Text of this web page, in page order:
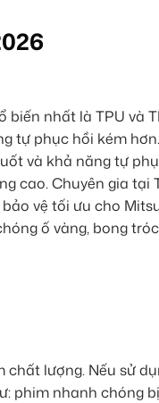
nhất là TPU và
tự phục hồi kém
và khả năng tự
cao. Chuyên gia tại
vệ tối ưu cho
ố vàng, bong
chất lượng. Nếu sử
phim nhanh chóng